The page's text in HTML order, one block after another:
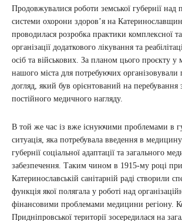
Продовжувалися роботи земської губернії
системи охорони здоров’я на
проводилася розробка практики комплексної
організації додаткового лікування та
осіб та військових. За планом цього проєкту у
нашого міста для потребуючих
догляд, який був орієнтований на перебування
постійного медичного нагляду.
В той же час із вже існуючими проблемами в
ситуація, яка потребувала введення в
губернії соціальної адаптації та загального
забезпечення. Таким чином в 1915-му році при
Катеринославській санітарній раді створили
функція якої полягала у роботі над
фінансовими проблемами медицини регіону.
Придніпровської території зосередилася на